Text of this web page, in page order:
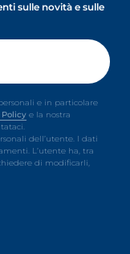
sulle novità e sulle
e in particolare
Policy e la nostra
dell’utente. I dati
L’utente ha, tra
di modificarli,